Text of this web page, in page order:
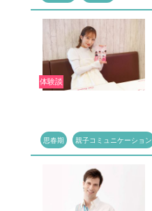
体験談
思春期 親子コミュニケーション